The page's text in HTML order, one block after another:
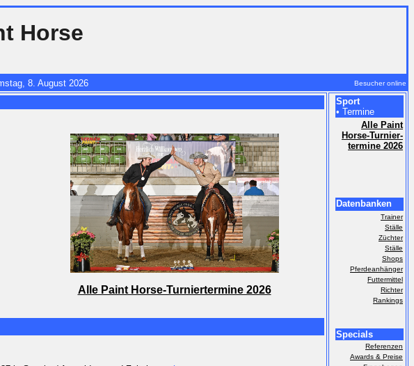
Horse
8. August 2026 Besucher online
Alle Paint Horse-Turniertermine 2026
Sport
• Termine
Alle Paint
Horse-Turnier-
termine 2026
Datenbanken
Trainer
Ställe
Züchter
Ställe
Shops
Pferdeanhänger
Futtermittel
Richter
Rankings
Specials
Referenzen
Awards & Preise